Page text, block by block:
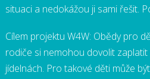
situaci a nedokážou ji sami řešit.
Cílem projektu W4W: Obědy pro
rodiče si nemohou dovolit
jídelnách. Pro takové děti může